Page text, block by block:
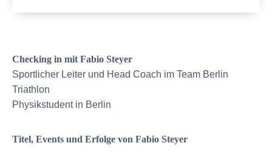
Checking in mit Fabio Steyer
Sportlicher Leiter und Head Coach im Team Berlin
Triathlon
Physikstudent in Berlin
Titel, Events und Erfolge von Fabio Steyer